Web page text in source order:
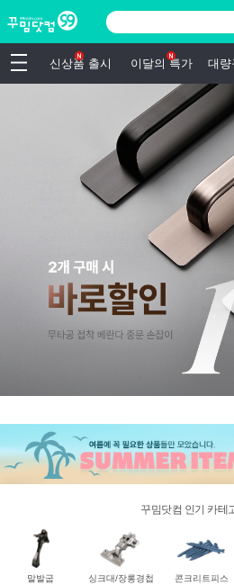
신상품 출시 이달의 특가 대량
꾸밈닷컴 인기 카테
말발굽 싱크대/장롱경첩 콘크리트피스